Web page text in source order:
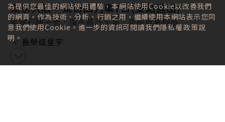
東京大阪．驚奇四列車7日(雙點進出)
藍寶石踴子號．復古蒸汽火車．京都尊奢極宿
長榮或星宇
為提供您最佳的網站使用體驗，本網站使用Cookie以改善我們
的網頁，作為技術、分析、行銷之用，繼續使用本網站表示您同
意我們使用Cookie。進一步的資訊可閱讀我們隱私權政策說
明。